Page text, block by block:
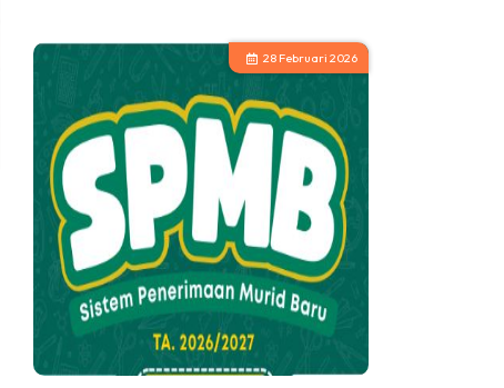
28 Februari 2026